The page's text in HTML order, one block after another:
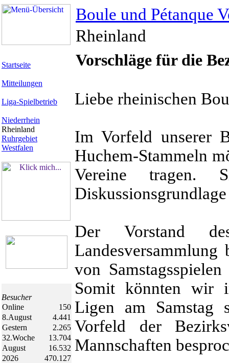
Startseite
Mitteilungen
Liga-Spielbetrieb
Niederrhein
Rheinland
Ruhrgebiet
Westfalen
Besucher
Online
150
8.August
4.441
Gestern
2.265
32.Woche
13.704
August
16.532
2026
470.127
Boule und Pétanque
Rheinland
Vorschläge für die
Liebe rheinischen
Im Vorfeld unserer
Huchem-Stammeln
Vereine tragen.
Der Vorstand
von
Somit könnten wir
Ligen am Samstag
Vorfeld der
Mannschaften